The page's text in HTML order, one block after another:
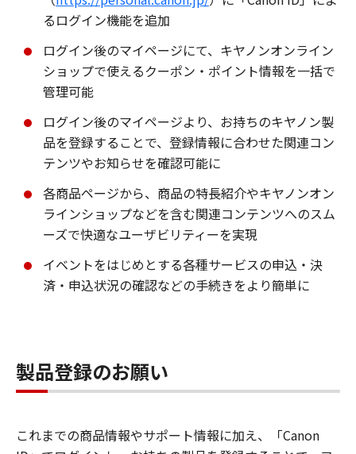
るログイン機能を追加
ログイン後のマイページにて、キヤノンオンライン
ショップで使えるクーポン・ポイント情報を一括で
管理可能
ログイン後のマイページより、お持ちのキヤノン製
品を登録することで、登録情報に合わせた関連コン
テンツやお知らせを確認可能に
各商品ページから、商品の特長紹介やキヤノンオン
ラインショップなどを含む関連コンテンツへのスム
ーズで快適なユーザビリティーを実現
イベントをはじめとする各種サービスの申込・決
済・申込状況の確認などの手続きをより簡単に
製品登録のお願い
これまでの商品情報やサポート情報に加え、「Canon